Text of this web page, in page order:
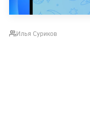
Илья Суриков